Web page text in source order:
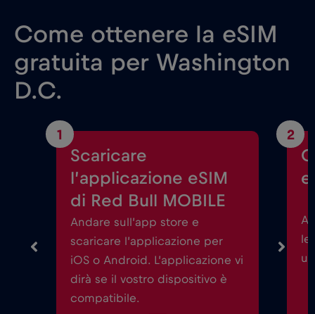
Come ottenere la eSIM
gratuita per Washington
D.C.
1
Scaricare
l’applicazione eSIM
di Red Bull MOBILE
Andare sull’app store e
scaricare l’applicazione per
iOS o Android. L’applicazione vi
dirà se il vostro dispositivo è
compatibile.
2
le